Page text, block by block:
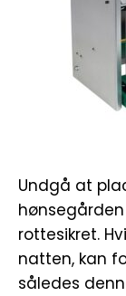
Undgå at
rottesikret.
natten, kan
således